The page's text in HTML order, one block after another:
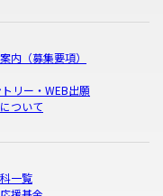
内（募集要項）
リー・WEB出願
ついて
一覧